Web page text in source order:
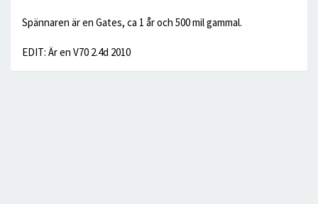
Spännaren är en Gates, ca 1 år och 500 mil gammal.
EDIT: Är en V70 2.4d 2010